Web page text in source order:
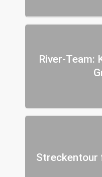
River-Team:
Streckentour